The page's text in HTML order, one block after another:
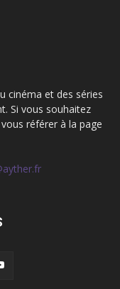
cinéma et des séries
Si vous souhaitez
référer à la page